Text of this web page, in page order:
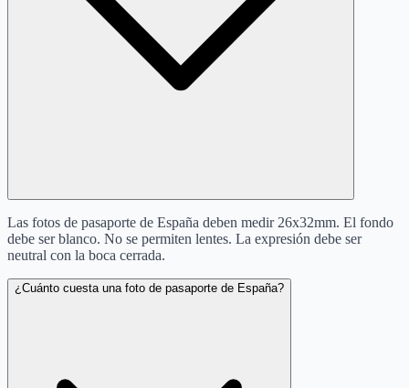
Las fotos de pasaporte de España deben medir 26x32mm. El fondo
debe ser blanco. No se permiten lentes. La expresión debe ser
neutral con la boca cerrada.
¿Cuánto cuesta una foto de pasaporte de España?